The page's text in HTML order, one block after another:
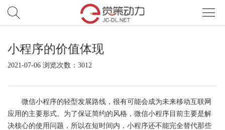
首小程序的价值体现
2021-07-06 浏览次数：3012
微信小程序的轻型发展路线，很有可能会成为未来移动互联网
应用的主要形式。为了保证简约的风格，微信小程序目前主要是解
决核心的使用问题，所以在短时间内，小程序还不能完全替代那些